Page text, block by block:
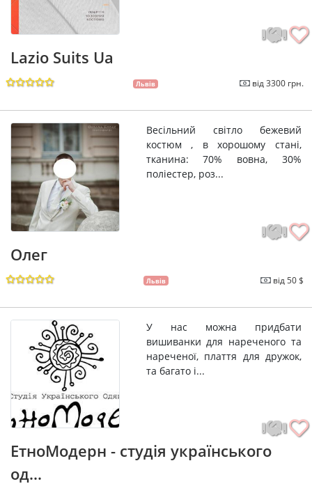
Lazio Suits Ua
Львів від 3300 грн.
Весільний світло бежевий
костюм , в хорошому стані,
тканина: 70% вовна, 30%
поліестер, роз...
Олег
Львів від 50 $
У нас можна придбати
вишиванки для нареченого та
нареченої, плаття для дружок,
та багато і...
ЕтноМодерн - студія українського
од...